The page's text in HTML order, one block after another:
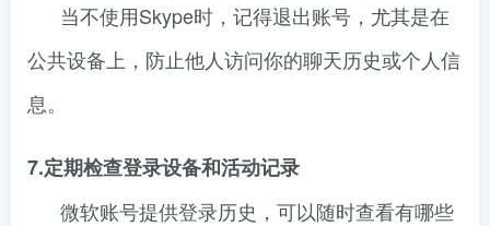
当不使用Skype时，记得退出账号，尤其是在
公共设备上，防止他人访问你的聊天历史或个人信
息。
7.定期检查登录设备和活动记录
微软账号提供登录历史，可以随时查看有哪些